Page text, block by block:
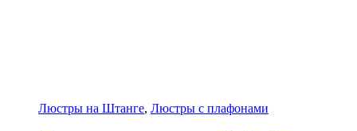
Люстры на Штанге, Люстры с плафонами